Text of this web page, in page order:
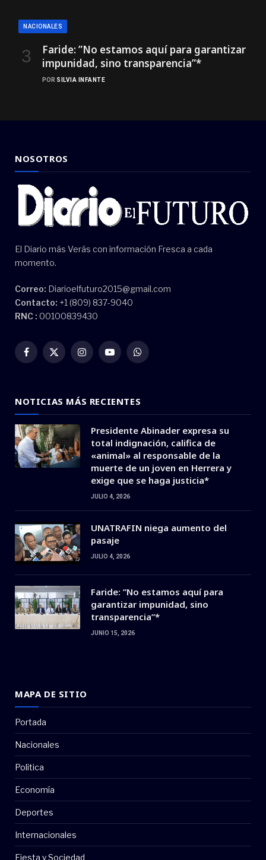
NACIONALES
Faride: ”No estamos aquí para garantizar
impunidad, sino transparencia”*
POR SILVIA INFANTE
NOSOTROS
El Diario más Verás con información Fresca a cada
momento.
Correo: Diarioelfuturo2015@gmail.com
Contacto: +1 (809) 837-9040
RNC : 00100839430
Facebook
X
InstagramYouTubeWhatsApp
NOTICIAS MÁS RECIENTES
Presidente Abinader expresa su
total indignación, califica de
«animal» al responsable de la
muerte de un joven en Herrera y
exige que se haga justicia*
JULIO 4, 2026
UNATRAFIN niega aumento del
pasaje
JULIO 4, 2026
Faride: ”No estamos aquí para
garantizar impunidad, sino
transparencia”*
JUNIO 15, 2026
MAPA DE SITIO
Portada
Nacionales
Politica
Economía
Deportes
Internacionales
Fiesta y Sociedad